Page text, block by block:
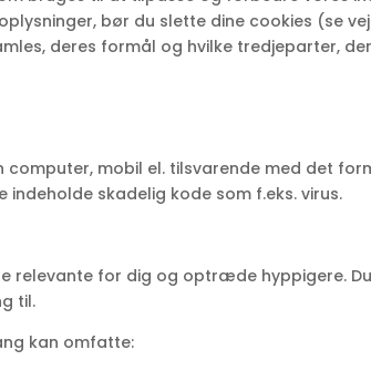
bør du slette dine cookies (se
deres formål og hvilke tredjeparter,
mobil el. tilsvarende med det
skadelig kode som f.eks. virus.
relevante for dig og optræde hyppigere.
til.
kan omfatte: